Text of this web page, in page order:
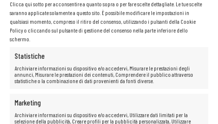
Clicca qui sotto per acconsentire a quanto sopra o per fare scelte dettagliate. Le tue scelte
saranno applicate solamente a questo sito. È possibile modificare le impostazioni in
qualsiasi momento, compreso il ritiro del consenso, utilizzando i pulsanti della Cookie
Policy o cliccando sul pulsante di gestione del consenso nella parte inferiore dello
schermo.
Statistiche
Archiviare informazioni su dispositivo e/o accedervi, Misurare le prestazioni degli
annunci, Misurare le prestazioni dei contenuti, Comprendere il pubblico attraverso
statistiche o la combinazione di dati provenienti da fonti diverse.
Marketing
Archiviare informazioni su dispositivo e/o accedervi, Utilizzare dati limitati per la
selezione della pubblicità, Creare profili per la pubblicità personalizzata, Utilizzare
consente un controllo comodo e preciso del dispositivo, anche senza
l’uso del mouse, in qualsiasi condizione.
Copertura meccanica della fotocamera: maggiore sicurezza
Il laptop è dotato di un pratico interruttore meccanico che copre la
webcam (funzione ThinkShutter). Questa soluzione semplice ma efficace
aumenta la privacy e la sicurezza dell’utente in ogni situazione.